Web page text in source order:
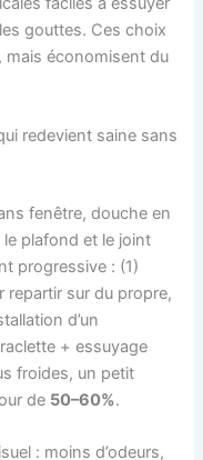
gouttes. Ces choix
mais économisent du
redevient saine sans
fenêtre, douche en
plafond et le joint
progressive : (1)
sur du propre,
d’un
+ essuyage
froides, un petit
de 50–60%.
: moins d’odeurs,